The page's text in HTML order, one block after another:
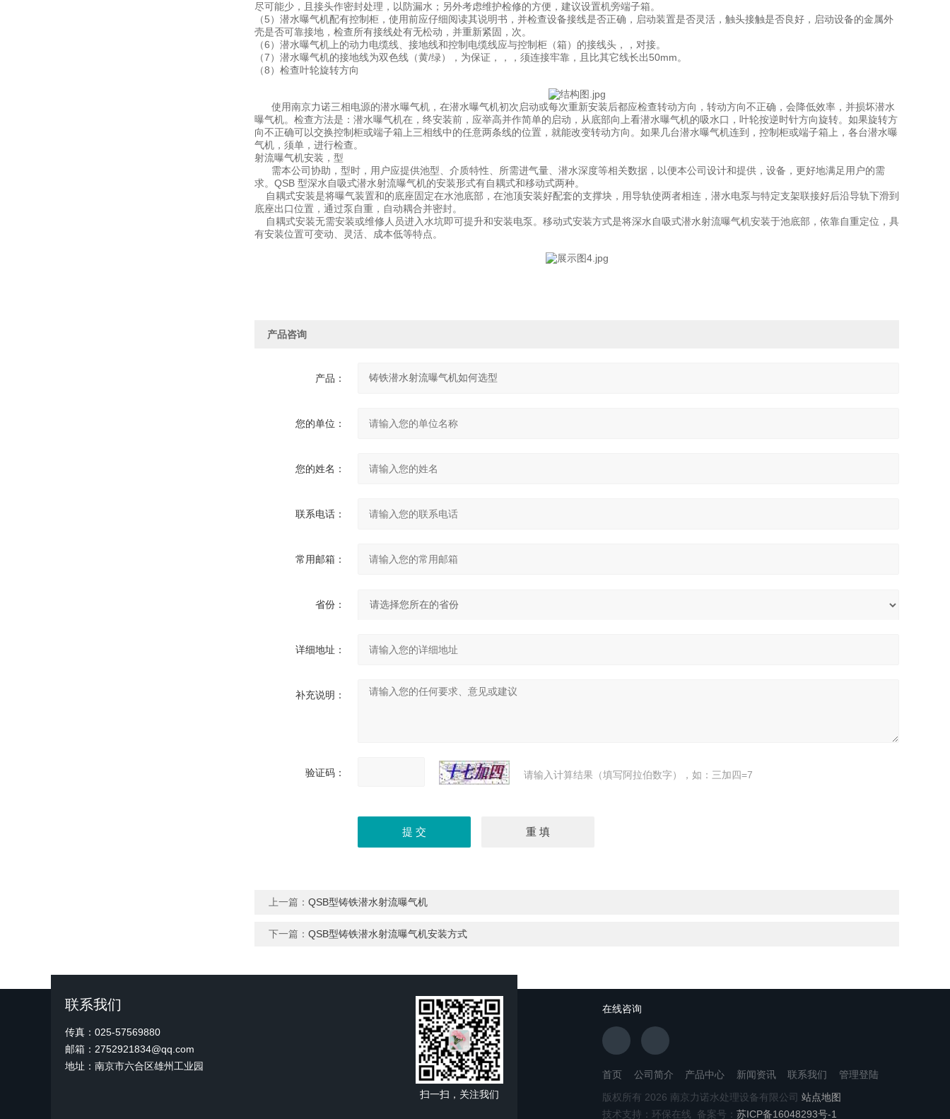
尽可能少，且接头作密封处理，以防漏水；另外考虑维护检修的方便，建议设置机旁端子箱。
（5）潜水曝气机配有控制柜，使用前应仔细阅读其说明书，并检查设备接线是否正确，启动装置是否灵活，触头接触是否良好，启动设备的金属外
壳是否可靠接地，检查所有接线处有无松动，并重新紧固，次。
（6）潜水曝气机上的动力电缆线、接地线和控制电缆线应与控制柜（箱）的接线头，，对接。
（7）潜水曝气机的接地线为双色线（黄/绿），为保证，，，须连接牢靠，且比其它线长出50mm。
（8）检查叶轮旋转方向
使用南京力诺三相电源的潜水曝气机，在潜水曝气机初次启动或每次重新安装后都应检查转动方向，转动方向不正确，会降低效率，并损坏潜水
曝气机。检查方法是：潜水曝气机在，终安装前，应举高并作简单的启动，从底部向上看潜水曝气机的吸水口，叶轮按逆时针方向旋转。如果旋转方
向不正确可以交换控制柜或端子箱上三相线中的任意两条线的位置，就能改变转动方向。如果几台潜水曝气机连到，控制柜或端子箱上，各台潜水曝
气机，须单，进行检查。
射流曝气机安装，型
需本公司协助，型时，用户应提供池型、介质特性、所需进气量、潜水深度等相关数据，以便本公司设计和提供，设备，更好地满足用户的需
求。QSB 型深水自吸式潜水射流曝气机的安装形式有自耦式和移动式两种。
自耦式安装是将曝气装置和的底座固定在水池底部，在池顶安装好配套的支撑块，用导轨使两者相连，潜水电泵与特定支架联接好后沿导轨下滑到
底座出口位置，通过泵自重，自动耦合并密封。
自耦式安装无需安装或维修人员进入水坑即可提升和安装电泵。移动式安装方式是将深水自吸式潜水射流曝气机安装于池底部，依靠自重定位，具
有安装位置可变动、灵活、成本低等特点。
产品咨询
产品：
您的单位：
您的姓名：
联系电话：
常用邮箱：
省份：
详细地址：
补充说明：
验证码： 请输入计算结果（填写阿拉伯数字），如：三加四=7
上一篇： QSB型铸铁潜水射流曝气机
下一篇： QSB型铸铁潜水射流曝气机安装方式
联系我们
传真：025-57569880
邮箱：2752921834@qq.com
地址：南京市六合区雄州工业园
扫一扫，关注我们
在线咨询
首页 公司简介 产品中心 新闻资讯 联系我们
管理登陆
版权所有 2026 南京力诺水处理设备有限公司 站点地图
技术支持：环保在线 备案号： 苏ICP备16048293号-1